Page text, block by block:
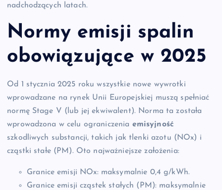
nadchodzących latach.
Normy emisji spalin
obowiązujące w 2025
Od 1 stycznia 2025 roku wszystkie nowe wywrotki
wprowadzane na rynek Unii Europejskiej muszą spełniać
normę Stage V (lub jej ekwiwalent). Norma ta została
wprowadzona w celu ograniczenia emisyjność
szkodliwych substancji, takich jak tlenki azotu (NOx) i
cząstki stałe (PM). Oto najważniejsze założenia:
Granice emisji NOx: maksymalnie 0,4 g/kWh.
Granice emisji cząstek stałych (PM): maksymalnie